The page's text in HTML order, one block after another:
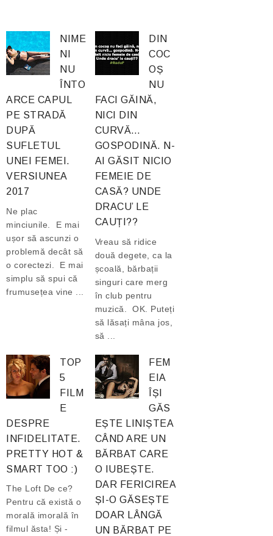
NIME
NI
NU
ÎNTO
ARCE CAPUL
PE STRADĂ
DUPĂ
SUFLETUL
UNEI FEMEI.
VERSIUNEA
2017
Ne plac
minciunile. E mai
ușor să ascunzi o
problemă decât să
o corectezi. E mai
simplu să spui că
frumusețea vine ...
DIN
COC
OȘ
NU
FACI GĂINĂ,
NICI DIN
CURVĂ…
GOSPODINĂ. N-
AI GĂSIT NICIO
FEMEIE DE
CASĂ? UNDE
DRACU’ LE
CAUȚI??
Vreau să ridice
două degete, ca la
școală, bărbații
singuri care merg
în club pentru
muzică. OK. Puteți
să lăsați mâna jos,
să ...
TOP
5
FILM
E
DESPRE
INFIDELITATE.
PRETTY HOT &
SMART TOO :)
The Loft De ce?
Pentru că există o
morală imorală în
filmul ăsta! Și -
FEM
EIA
ÎȘI
GĂS
EȘTE LINIȘTEA
CÂND ARE UN
BĂRBAT CARE
O IUBEȘTE.
DAR FERICIREA
ȘI-O GĂSEȘTE
DOAR LÂNGĂ
UN BĂRBAT PE